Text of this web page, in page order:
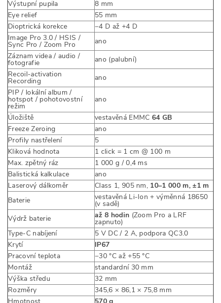
Výstupní pupila
8 mm
Eye relief
55 mm
Dioptrická korekce
−4 D až +4 D
Image Pro 3.0 / HSIS /
Sync Pro / Zoom Pro
ano
Záznam videa / audio /
fotografie
ano (palubní)
Recoil-activation
Recording
ano
PIP / lokální album /
hotspot / pohotovostní
režim
ano
Úložiště
vestavěná EMMC 64 GB
Freeze Zeroing
ano
Profily nastřelení
5
Kliková hodnota
1 click = 1 cm @ 100 m
Max. zpětný ráz
1 000 g / 0,4 ms
Balistická kalkulace
ano
Laserový dálkoměr
Class 1, 905 nm, 10–1 000 m, ±1 m
Baterie
vestavěná Li-Ion + výměnná 18650
(v sadě)
Výdrž baterie
až 8 hodin (Zoom Pro a LRF
zapnuto)
Type-C nabíjení
5 V DC / 2 A, podpora QC3.0
Krytí
IP67
Pracovní teplota
−30 °C až +55 °C
Montáž
standardní 30 mm
Výška středu
32 mm
Rozměry
345,6 × 86,1 × 75,8 mm